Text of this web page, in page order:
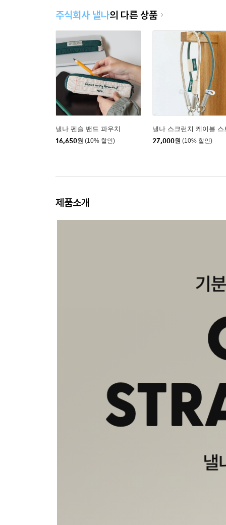
주식회사 낼나의 다른 상품
낼나 펜슬 밴드 파우치
16,650원 (10% 할인)
낼나 스크런치 케이블 스
27,000원 (10% 할인)
제품소개